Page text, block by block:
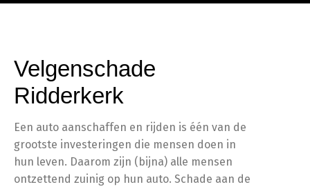
Velgenschade
Ridderkerk
Een auto aanschaffen en rijden is één van de
grootste investeringen die mensen doen in
hun leven. Daarom zijn (bijna) alle mensen
ontzettend zuinig op hun auto. Schade aan de